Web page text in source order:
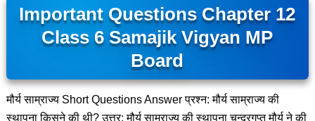
Important Questions Chapter 12
Class 6 Samajik Vigyan MP
Board
मौर्य साम्राज्य Short Questions Answer प्रश्न: मौर्य साम्राज्य की
स्थापना किसने की थी? उत्तर: मौर्य साम्राज्य की स्थापना चन्द्रगुप्त मौर्य ने की